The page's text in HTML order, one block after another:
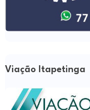
Viação Itapetinga